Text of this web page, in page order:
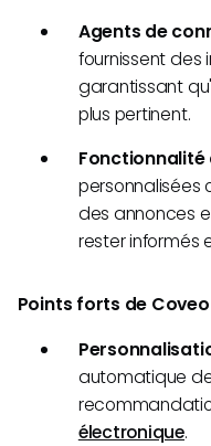
Agents de
fournissent des
garantissant
plus pertinent.
Fonctionnalité
personnalisées
des annonces
rester informés
Points forts de
automatique
électronique.